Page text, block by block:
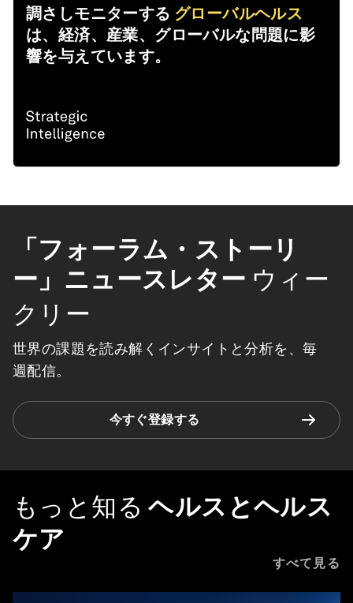
調さしモニターする グローバルヘルス
は、経済、産業、グローバルな問題に影
響を与えています。
「フォーラム・ストーリ
ー」ニュースレター ウィー
クリー
世界の課題を読み解くインサイトと分析を、毎
週配信。
今すぐ登録する
もっと知る ヘルスとヘルス
ケア
すべて見る